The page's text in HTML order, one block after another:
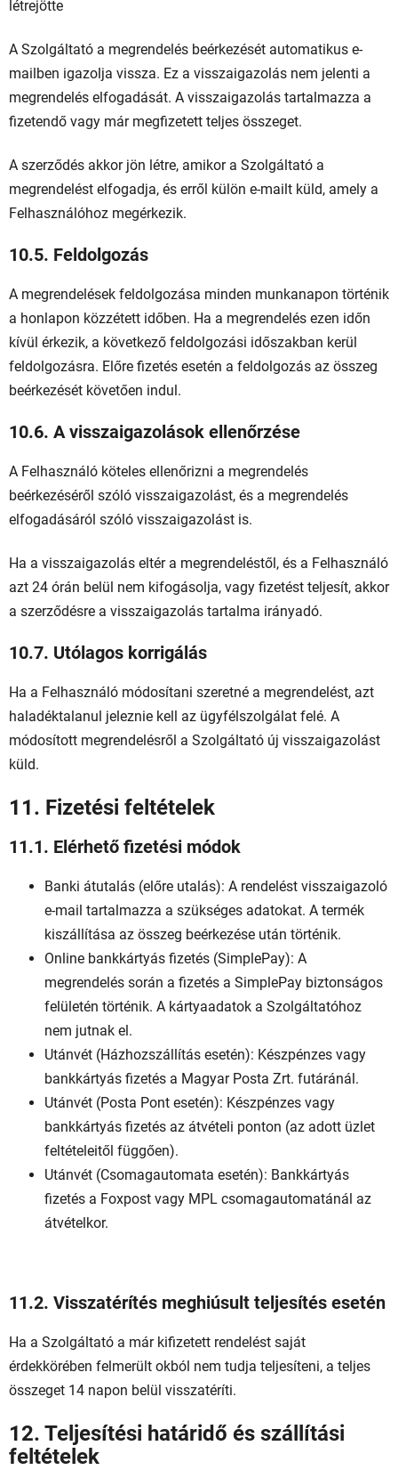
létrejötte
A Szolgáltató a megrendelés beérkezését automatikus e-
mailben igazolja vissza. Ez a visszaigazolás nem jelenti a
megrendelés elfogadását. A visszaigazolás tartalmazza a
fizetendő vagy már megfizetett teljes összeget.
A szerződés akkor jön létre, amikor a Szolgáltató a
megrendelést elfogadja, és erről külön e-mailt küld, amely a
Felhasználóhoz megérkezik.
10.5. Feldolgozás
A megrendelések feldolgozása minden munkanapon történik
a honlapon közzétett időben. Ha a megrendelés ezen időn
kívül érkezik, a következő feldolgozási időszakban kerül
feldolgozásra. Előre fizetés esetén a feldolgozás az összeg
beérkezését követően indul.
10.6. A visszaigazolások ellenőrzése
A Felhasználó köteles ellenőrizni a megrendelés
beérkezéséről szóló visszaigazolást, és a megrendelés
elfogadásáról szóló visszaigazolást is.
Ha a visszaigazolás eltér a megrendeléstől, és a Felhasználó
azt 24 órán belül nem kifogásolja, vagy fizetést teljesít, akkor
a szerződésre a visszaigazolás tartalma irányadó.
10.7. Utólagos korrigálás
Ha a Felhasználó módosítani szeretné a megrendelést, azt
haladéktalanul jeleznie kell az ügyfélszolgálat felé. A
módosított megrendelésről a Szolgáltató új visszaigazolást
küld.
11. Fizetési feltételek
11.1. Elérhető fizetési módok
Banki átutalás (előre utalás): A rendelést visszaigazoló
e-mail tartalmazza a szükséges adatokat. A termék
kiszállítása az összeg beérkezése után történik.
Online bankkártyás fizetés (SimplePay): A
megrendelés során a fizetés a SimplePay biztonságos
felületén történik. A kártyaadatok a Szolgáltatóhoz
nem jutnak el.
Utánvét (Házhozszállítás esetén): Készpénzes vagy
bankkártyás fizetés a Magyar Posta Zrt. futáránál.
Utánvét (Posta Pont esetén): Készpénzes vagy
bankkártyás fizetés az átvételi ponton (az adott üzlet
feltételeitől függően).
Utánvét (Csomagautomata esetén): Bankkártyás
fizetés a Foxpost vagy MPL csomagautomatánál az
átvételkor.
11.2. Visszatérítés meghiúsult teljesítés esetén
Ha a Szolgáltató a már kifizetett rendelést saját
érdekkörében felmerült okból nem tudja teljesíteni, a teljes
összeget 14 napon belül visszatéríti.
12. Teljesítési határidő és szállítási
feltételek